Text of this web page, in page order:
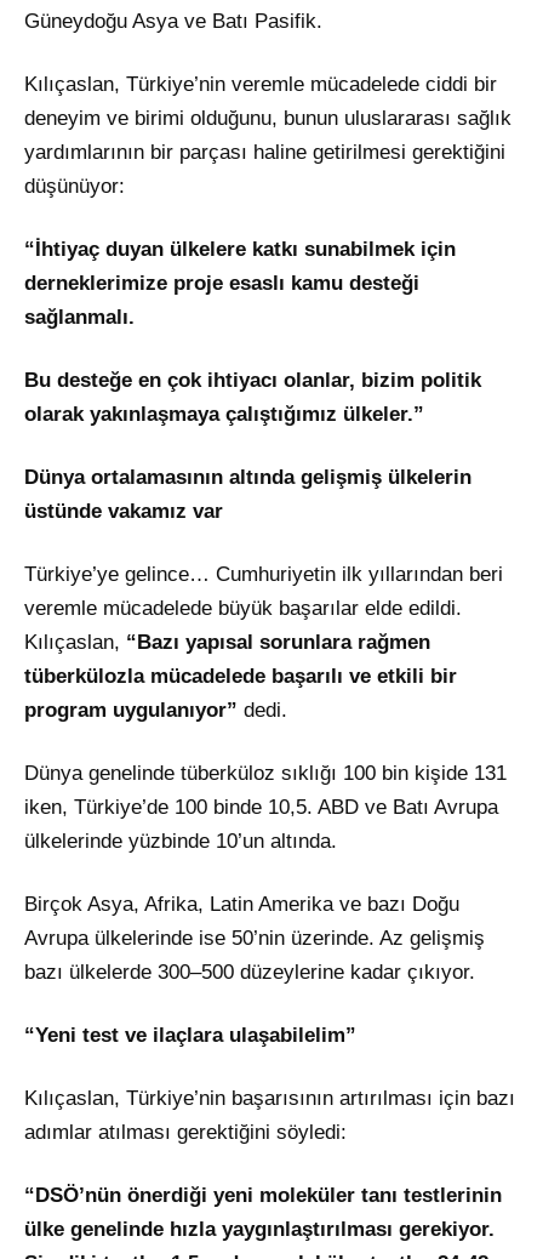
Güneydoğu Asya ve Batı Pasifik.
Kılıçaslan, Türkiye’nin veremle mücadelede ciddi bir
deneyim ve birimi olduğunu, bunun uluslararası sağlık
yardımlarının bir parçası haline getirilmesi gerektiğini
düşünüyor:
“İhtiyaç duyan ülkelere katkı sunabilmek için
derneklerimize proje esaslı kamu desteği
sağlanmalı.
Bu desteğe en çok ihtiyacı olanlar, bizim politik
olarak yakınlaşmaya çalıştığımız ülkeler.”
Dünya ortalamasının altında gelişmiş ülkelerin
üstünde vakamız var
Türkiye’ye gelince… Cumhuriyetin ilk yıllarından beri
veremle mücadelede büyük başarılar elde edildi.
Kılıçaslan, “Bazı yapısal sorunlara rağmen
tüberkülozla mücadelede başarılı ve etkili bir
program uygulanıyor” dedi.
Dünya genelinde tüberküloz sıklığı 100 bin kişide 131
iken, Türkiye’de 100 binde 10,5. ABD ve Batı Avrupa
ülkelerinde yüzbinde 10’un altında.
Birçok Asya, Afrika, Latin Amerika ve bazı Doğu
Avrupa ülkelerinde ise 50’nin üzerinde. Az gelişmiş
bazı ülkelerde 300–500 düzeylerine kadar çıkıyor.
“Yeni test ve ilaçlara ulaşabilelim”
Kılıçaslan, Türkiye’nin başarısının artırılması için bazı
adımlar atılması gerektiğini söyledi:
“DSÖ’nün önerdiği yeni moleküler tanı testlerinin
ülke genelinde hızla yaygınlaştırılması gerekiyor.